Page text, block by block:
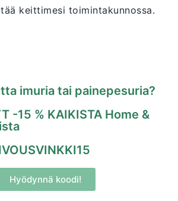
keittimesi toimintakunnossa.
imuria tai painepesuria?
-15 % KAIKISTA Home &
Hyödynnä koodi!